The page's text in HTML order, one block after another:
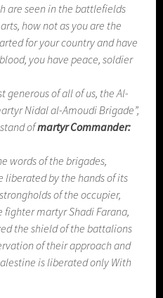
are seen in the battlefields
how not as you are the
for your country and have
you have peace, soldier
generous of all of us, the Al-
Nidal al-Amoudi Brigade”,
ofmartyr Commander:
words of the brigades,
by the hands of its
of the occupier,
martyr Shadi Farana,
the shield of the battalions
of their approach and
is liberated only With